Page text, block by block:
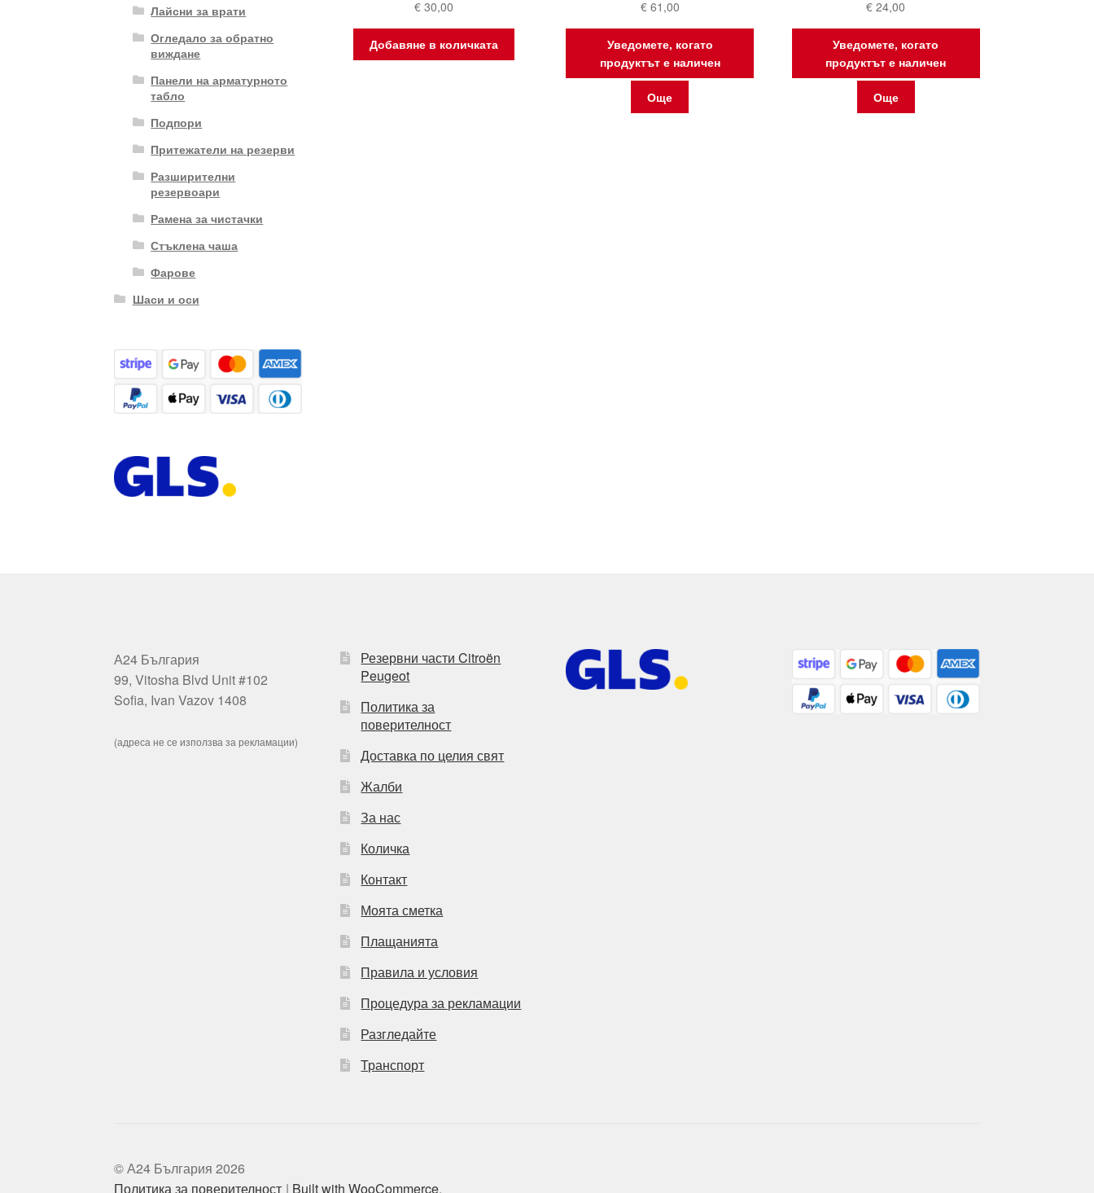
€ 30,00
Добавяне в количката
€61,00
Уведомете, когато
продуктът е наличен
Още
€ 24,00
Уведомете, когато
продуктът е наличен
Още
Лайсни за врати
Огледало за обратно
виждане
Панели на арматурното
табло
Подпори
Притежатели на резерви
Разширителни
резервоари
Рамена за чистачки
Стъклена чаша
Фарове
Шаси и оси
А24 България
99, Vitosha Blvd Unit #102
Sofia, Ivan Vazov 1408
(адреса не се използва за рекламации)
Резервни части Citroën
Peugeot
Политика за
поверителност
Доставка по целия свят
Жалби
За нас
Количка
Контакт
Моята сметка
Плащанията
Правила и условия
Процедура за рекламации
Разгледайте
Транспорт
© А24 България 2026
Политика за поверителност
Built with WooCommerce.